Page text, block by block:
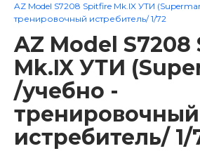
AZ Model S7208 Spitfire Mk.IX УТИ
тренировочный истребитель/ 1/72
AZ Model
Mk.IX УТИ
/учебно -
тренировочный
истребитель/ 1/